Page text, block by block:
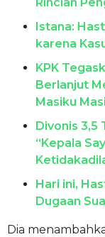
Istana:
karena
KPK
Berlanjut
Masiku
Divonis 3,5
“Kepala
Hari ini,
Dugaan
Dia